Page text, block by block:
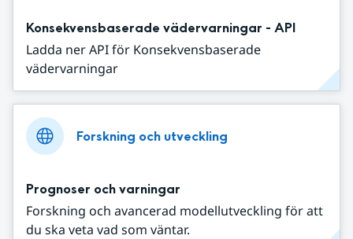
Konsekvensbaserade vädervarningar - API
Ladda ner API för Konsekvensbaserade
vädervarningar
Forskning och utveckling
Prognoser och varningar
Forskning och avancerad modellutveckling för att
du ska veta vad som väntar.